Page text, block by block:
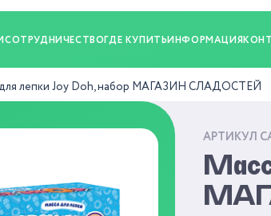
СОТРУДНИЧЕСТВОГДЕ КУПИТЬИНФОРМАЦИЯ
лепки Joy Doh, набор МАГАЗИН СЛАДОСТЕЙ
АРТИКУЛ